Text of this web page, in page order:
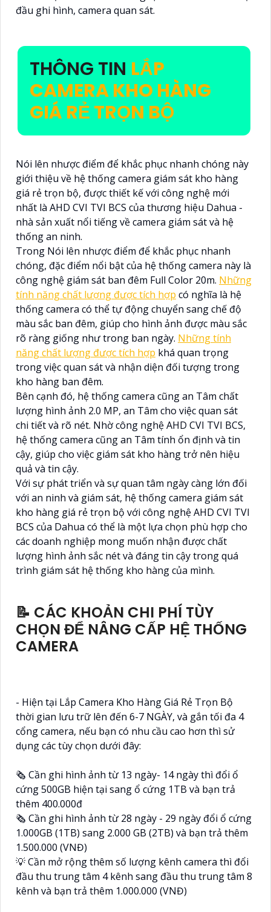
đầu ghi hình, camera quan sát.
THÔNG TIN LẮP
CAMERA KHO HÀNG
GIÁ RẺ TRỌN BỘ
Nói lên nhược điểm để khắc phục nhanh chóng này
giới thiệu về hệ thống camera giám sát kho hàng
giá rẻ trọn bộ, được thiết kế với công nghệ mới
nhất là AHD CVI TVI BCS của thương hiệu Dahua -
nhà sản xuất nổi tiếng về camera giám sát và hệ
thống an ninh.
Trong Nói lên nhược điểm để khắc phục nhanh
chóng, đặc điểm nổi bật của hệ thống camera này là
công nghệ giám sát ban đêm Full Color 20m. Những
tính năng chất lượng được tích hợp có nghĩa là hệ
thống camera có thể tự động chuyển sang chế độ
màu sắc ban đêm, giúp cho hình ảnh được màu sắc
rõ ràng giống như trong ban ngày. Những tính
năng chất lượng được tích hợp khá quan trọng
trong việc quan sát và nhận diện đối tượng trong
kho hàng ban đêm.
Bên cạnh đó, hệ thống camera cũng an Tâm chất
lượng hình ảnh 2.0 MP, an Tâm cho việc quan sát
chi tiết và rõ nét. Nhờ công nghệ AHD CVI TVI BCS,
hệ thống camera cũng an Tâm tính ổn định và tin
cậy, giúp cho việc giám sát kho hàng trở nên hiệu
quả và tin cậy.
Với sự phát triển và sự quan tâm ngày càng lớn đối
với an ninh và giám sát, hệ thống camera giám sát
kho hàng giá rẻ trọn bộ với công nghệ AHD CVI TVI
BCS của Dahua có thể là một lựa chọn phù hợp cho
các doanh nghiệp mong muốn nhận được chất
lượng hình ảnh sắc nét và đáng tin cậy trong quá
trình giám sát hệ thống kho hàng của mình.
📝 CÁC KHOẢN CHI PHÍ TÙY
CHỌN ĐỂ NÂNG CẤP HỆ THỐNG
CAMERA
- Hiện tại Lắp Camera Kho Hàng Giá Rẻ Trọn Bộ
thời gian lưu trữ lên đến 6-7 NGÀY, và gắn tối đa 4
cổng camera, nếu bạn có nhu cầu cao hơn thì sử
dụng các tùy chọn dưới đây:
🗞 Cần ghi hình ảnh từ 13 ngày- 14 ngày thì đổi ổ
cứng 500GB hiện tại sang ổ cứng 1TB và bạn trả
thêm 400.000đ
🗞 Cần ghi hình ảnh từ 28 ngày - 29 ngày đổi ổ cứng
1.000GB (1TB) sang 2.000 GB (2TB) và bạn trả thêm
1.500.000 (VNĐ)
💡 Cần mở rộng thêm số lượng kênh camera thì đổi
đầu thu trung tâm 4 kênh sang đầu thu trung tâm 8
kênh và bạn trả thêm 1.000.000 (VNĐ)